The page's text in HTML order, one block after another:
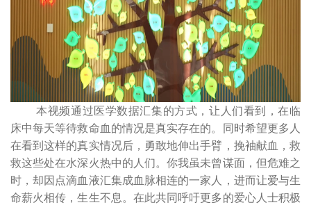
本视频通过医学数据汇集的方式，让人们看到，在临
床中每天等待救命血的情况是真实存在的。同时希望更多人
在看到这样的真实情况后，勇敢地伸出手臂，挽袖献血，救
救这些处在水深火热中的人们。你我虽未曾谋面，但危难之
时，却因点滴血液汇集成血脉相连的一家人，进而让爱与生
命薪火相传，生生不息。在此共同呼吁更多的爱心人士积极